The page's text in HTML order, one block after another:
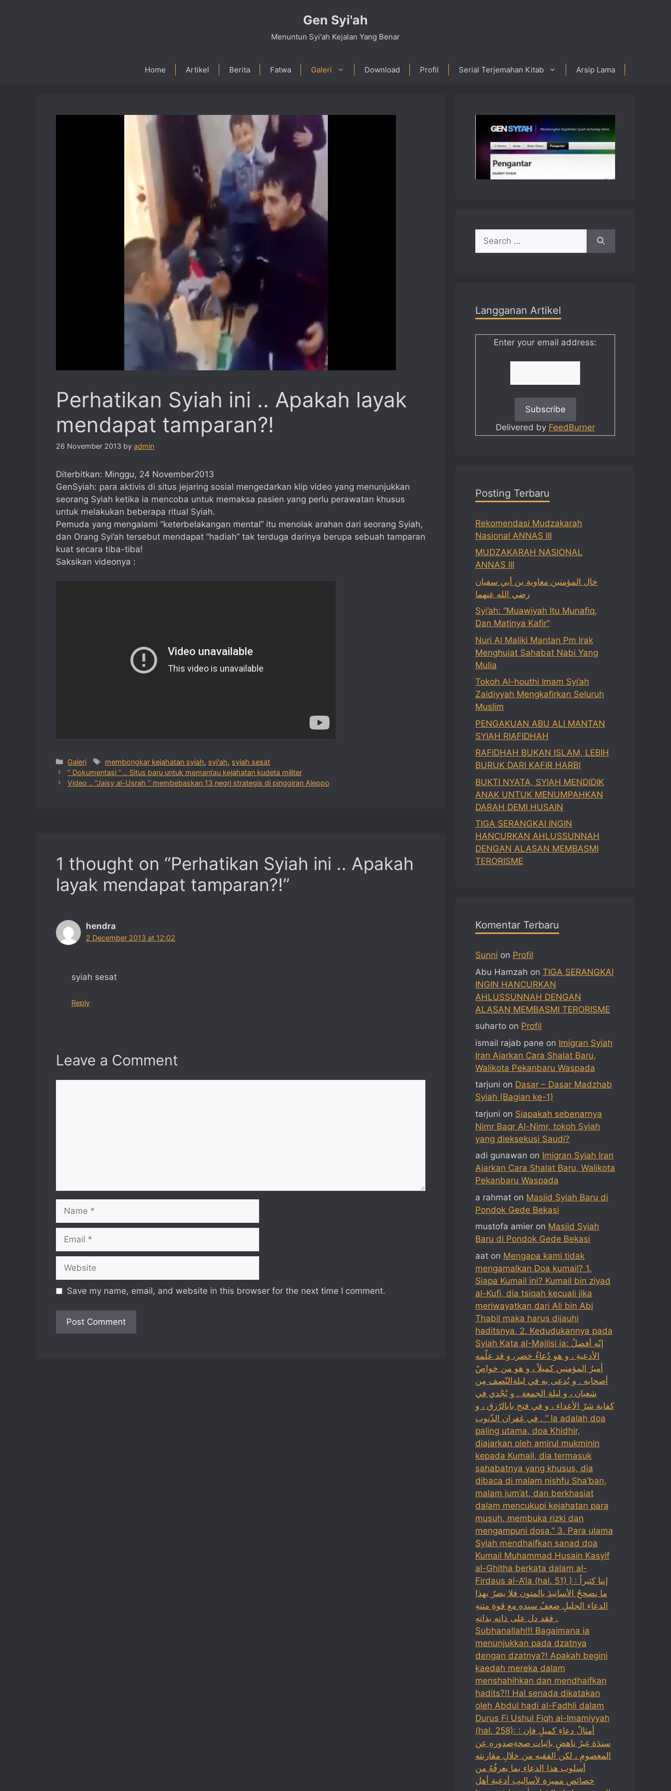
Gen Syi'ah
Menuntun Syi'ah Kejalan Yang Benar
Home Artikel Berita Fatwa Galeri Download Profil Serial Terjemahan Kitab Arsip Lama
Perhatikan Syiah ini .. Apakah layak
mendapat tamparan?!
26 November 2013 by admin
Diterbitkan: Minggu, 24 November2013
GenSyiah: para aktivis di situs jejaring sosial mengedarkan klip video yang menunjukkan
seorang Syiah ketika ia mencoba untuk memaksa pasien yang perlu perawatan khusus
untuk melakukan beberapa ritual Syiah.
Pemuda yang mengalami “keterbelakangan mental” itu menolak arahan dari seorang Syiah,
dan Orang Syi’ah tersebut mendapat “hadiah” tak terduga darinya berupa sebuah tamparan
kuat secara tiba-tiba!
Saksikan videonya :
Categories
Galeri Tags
membongkar kejahatan syiah, syi'ah, syiah sesat
” Dokumentasi ” .. Situs baru untuk memantau kejahatan kudeta militer
Video .. “Jaisy al-Usrah ” membebaskan 13 negri strategis di pinggiran Aleppo
1 thought on “Perhatikan Syiah ini .. Apakah
layak mendapat tamparan?!”
hendra
2 December 2013 at 12:02
syiah sesat
Reply
Leave a Comment
Name
Email
Website
Save my name, email, and website in this browser for the next time I comment.
for:
Langganan Artikel
Enter your email address:
Delivered by FeedBurner
Posting Terbaru
Rekomendasi Mudzakarah
Nasional ANNAS III
MUDZAKARAH NASIONAL
ANNAS III
خال المؤمنين معاوية بن أبي سفيان
رضي الله عنهما
Syi’ah: “Muawiyah Itu Munafiq,
Dan Matinya Kafir”
Nuri Al Maliki Mantan Pm Irak
Menghujat Sahabat Nabi Yang
Mulia
Tokoh Al-houthi Imam Syi’ah
Zaidiyyah Mengkafirkan Seluruh
Muslim
PENGAKUAN ABU ALI MANTAN
SYIAH RIAFIDHAH
RAFIDHAH BUKAN ISLAM, LEBIH
BURUK DARI KAFIR HARBI
BUKTI NYATA, SYIAH MENDIDIK
ANAK UNTUK MENUMPAHKAN
DARAH DEMI HUSAIN
TIGA SERANGKAI INGIN
HANCURKAN AHLUSSUNNAH
DENGAN ALASAN MEMBASMI
TERORISME
Komentar Terbaru
Sunni on Profil
Abu Hamzah on TIGA SERANGKAI
INGIN HANCURKAN
AHLUSSUNNAH DENGAN
ALASAN MEMBASMI TERORISME
suharto on Profil
ismail rajab pane on Imigran Syiah
Iran Ajarkan Cara Shalat Baru,
Walikota Pekanbaru Waspada
tarjuni on Dasar – Dasar Madzhab
Syiah (Bagian ke-1)
tarjuni on Siapakah sebenarnya
Nimr Baqr Al-Nimr, tokoh Syiah
yang dieksekusi Saudi?
adi gunawan on Imigran Syiah Iran
Ajarkan Cara Shalat Baru, Walikota
Pekanbaru Waspada
a rahmat on Masjid Syiah Baru di
Pondok Gede Bekasi
mustofa amier on Masjid Syiah
Baru di Pondok Gede Bekasi
aat on Mengapa kami tidak
mengamalkan Doa kumail? 1.
Siapa Kumail ini? Kumail bin ziyad
al-Kufi, dia tsiqah kecuali jika
meriwayatkan dari Ali bin Abi
Thabil maka harus dijauhi
haditsnya. 2. Kedudukannya pada
Syiah Kata al-Majlisi ia: إنّه أفضلُ
الأدعيةِ ، و هو دُعاءُ خضر، و قد علّمه
أميرُ المؤمنين كميلاً ، و هو من خواصّ
أصحابه . و يُدعى به في ليلةالنّصف مِن
شعبان ، و ليلة الجمعة . و يُجْدي في
كفاية شرّ الأعداء ، و في فتح بابالرّزق ، و
في غفران الذّنوب . “ Ia adalah doa
paling utama, doa Khidhir,
diajarkan oleh amirul mukminin
kepada Kumail, dia termasuk
sahabatnya yang khusus, dia
dibaca di malam nishfu Sha’ban,
malam jum’at, dan berkhasiat
dalam mencukupi kejahatan para
musuh, membuka rizki dan
mengampuni dosa.” 3. Para ulama
Syiah mendhaifkan sanad doa
Kumail Muhammad Husain Kasyif
al-Ghitha berkata dalam al-
Firdaus al-A’la (hal. 51) ) : إننا كثيراً
ما نصححُ الأسانيدَ بالمتون فلا يضرُ بهذا
الدعاءِ الجليلِ ضعفُ سندهِ مع قوةِ متنهِ
فقد دل على ذاته بذاتهِ .
Subhanallah!!! Bagaimana ia
menunjukkan pada dzatnya
dengan dzatnya?! Apakah begini
kaedah mereka dalam
menshahihkan dan mendhaifkan
hadits?!! Hal senada dikatakan
oleh Abdul hadi al-Fadhli dalam
Durus Fi Ushul Fiqh al-Imamiyyah
(hal. 258): : أمثالُ دعاءِ كميلِ فإن
سندَهَ غيرُ ناهضٍ بإثبات صحةِصدورهِ عن
المعصومِ ، لكن الفقيه من خلالِ مقارنته
أسلوب هذا الدعاء بما يعرفُهُ من
خصائص مميزة لأساليب أدعية أهل